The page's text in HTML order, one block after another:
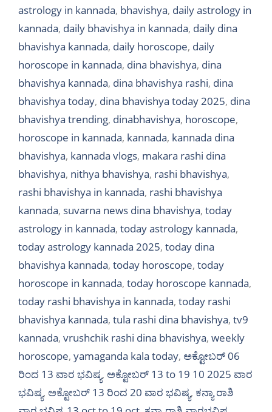
astrology in kannada, bhavishya, daily astrology in
kannada, daily bhavishya in kannada, daily dina
bhavishya kannada, daily horoscope, daily
horoscope in kannada, dina bhavishya, dina
bhavishya kannada, dina bhavishya rashi, dina
bhavishya today, dina bhavishya today 2025, dina
bhavishya trending, dinabhavishya, horoscope,
horoscope in kannada, kannada, kannada dina
bhavishya, kannada vlogs, makara rashi dina
bhavishya, nithya bhavishya, rashi bhavishya,
rashi bhavishya in kannada, rashi bhavishya
kannada, suvarna news dina bhavishya, today
astrology in kannada, today astrology kannada,
today astrology kannada 2025, today dina
bhavishya kannada, today horoscope, today
horoscope in kannada, today horoscope kannada,
today rashi bhavishya in kannada, today rashi
bhavishya kannada, tula rashi dina bhavishya, tv9
kannada, vrushchik rashi dina bhavishya, weekly
horoscope, yamaganda kala today, ಅಕ್ಟೋಬರ್‌ 06
ರಿಂದ 13 ವಾರ ಭವಿಷ್ಯ, ಅಕ್ಟೋಬರ್ 13 to 19 10 2025 ವಾರ
ಭವಿಷ್ಯ, ಅಕ್ಟೋಬರ್‌ 13 ರಿಂದ 20 ವಾರ ಭವಿಷ್ಯ, ಕನ್ಯಾ ರಾಶಿ